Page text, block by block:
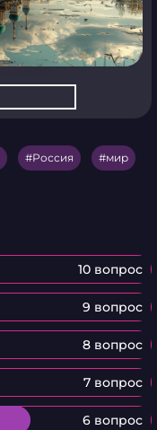
Россия мир
10 вопрос
9 вопрос
8 вопрос
7 вопрос
6 вопрос